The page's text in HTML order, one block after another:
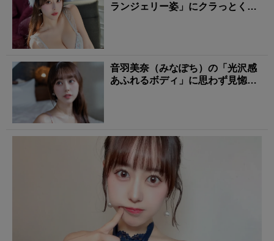
ランジェリー姿」にクラっとく
音羽美奈（みなぽち）の「光沢感
あふれるボディ」に思わず見惚れ